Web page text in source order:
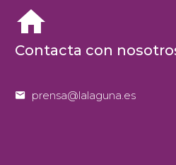


Contacta con

 prensa@lalaguna.es